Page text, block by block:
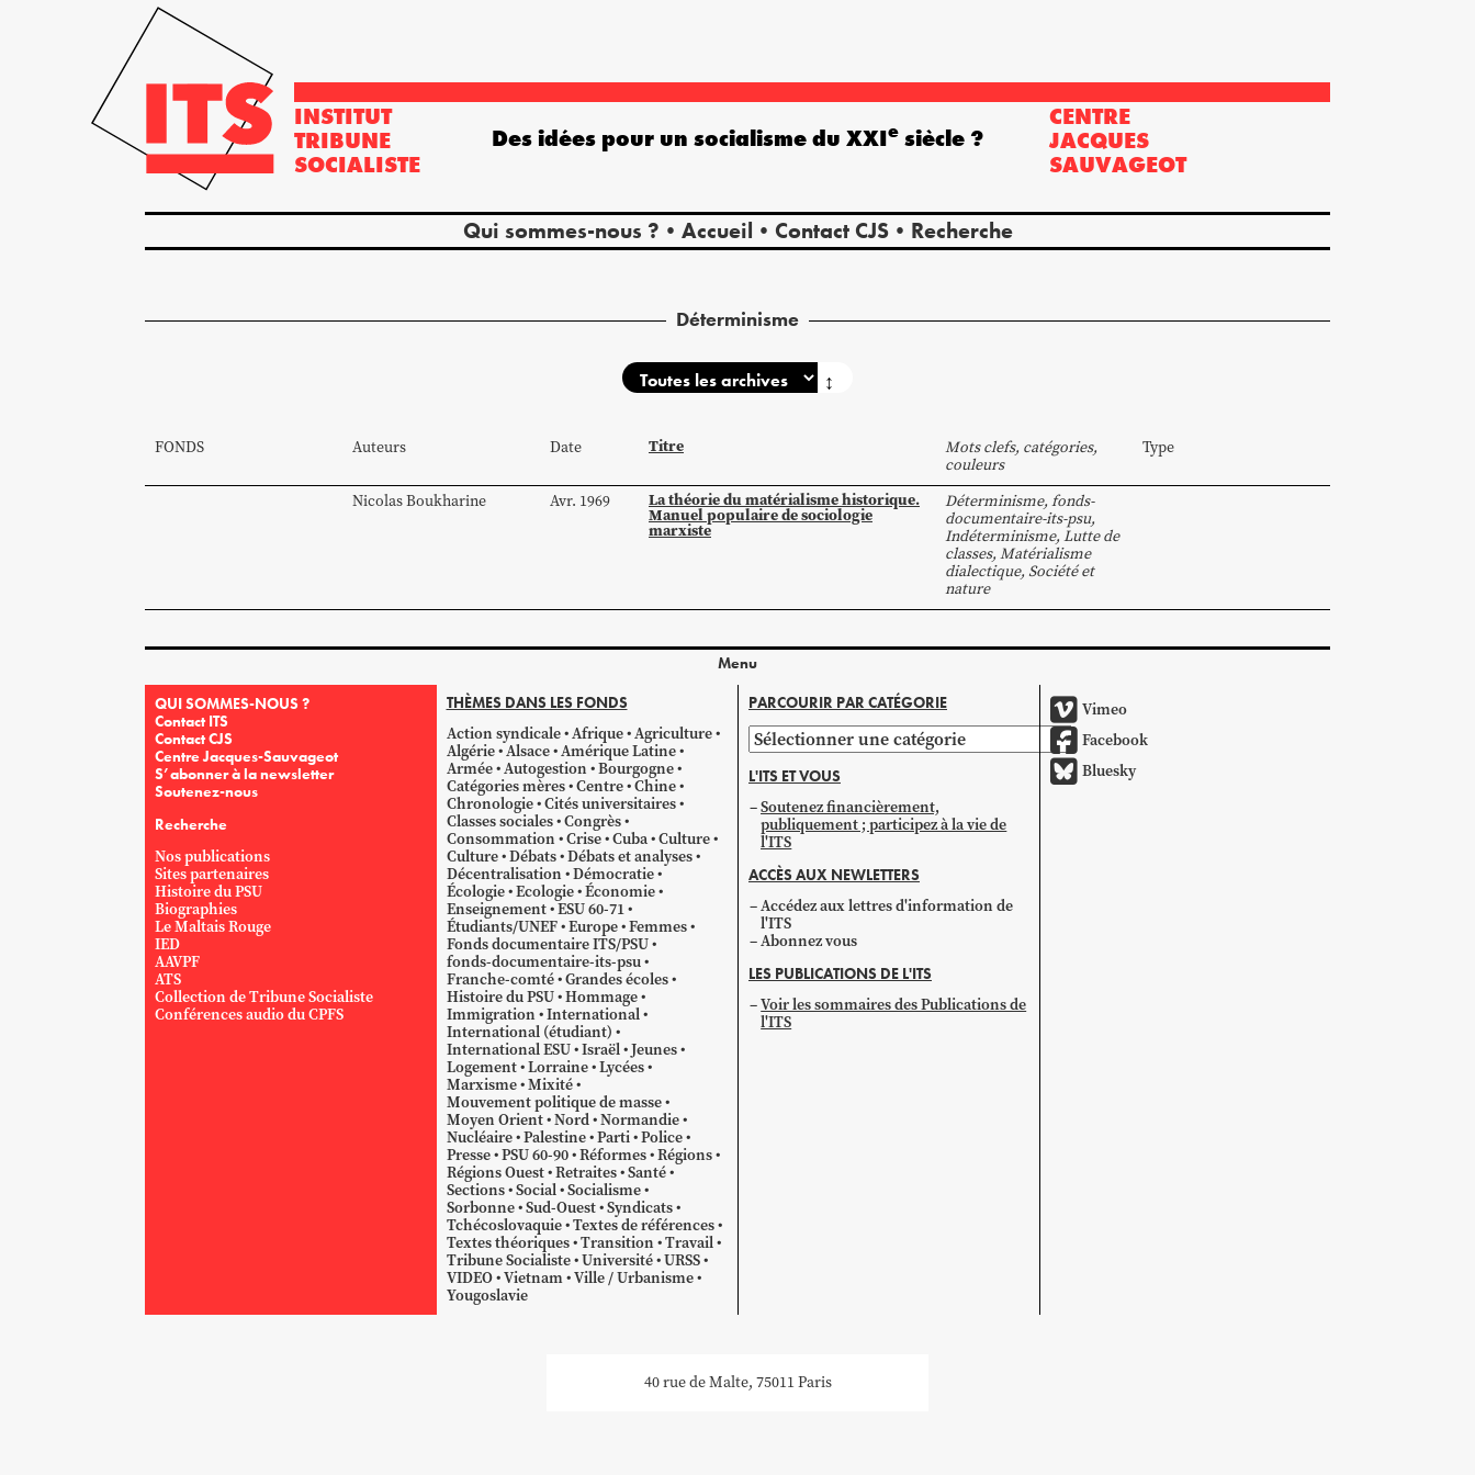
INSTITUT
TRIBUNE
SOCIALISTE
CENTRE
JACQUES
SAUVAGEOT
Qui sommes-nous ? Accueil Contact CJS Recherche
Des idées pour un socialisme du XXIe siècle ?
Déterminisme
↕
FONDS Auteurs Date Titre
Mots clefs, catégories,
couleurs
Type
NicolasBoukharine Avr. 1969 La théorie du matérialisme historique.
Manuel populaire de sociologie
marxiste
Déterminisme, fonds-
documentaire-its-psu,
Indéterminisme, Lutte de
classes, Matérialisme
dialectique, Société et
nature
Menu
QUI SOMMES-NOUS ?
Contact ITS
Contact CJS
Centre Jacques-Sauvageot
S’abonner à la newsletter
Soutenez-nous
Recherche
Nos publications
Sites partenaires
Histoire du PSU
Biographies
Le Maltais Rouge
IED
AAVPF
ATS
Collection de Tribune Socialiste
Conférences audio du CPFS
THÈMES DANS LES FONDS
Action syndicale Afrique Agriculture
Algérie Alsace Amérique Latine
Armée Autogestion Bourgogne
Catégories mères Centre Chine
Chronologie Cités universitaires
Classes sociales Congrès
Consommation Crise Cuba Culture
Culture Débats Débats et analyses
Décentralisation Démocratie
Écologie Ecologie Économie
Enseignement ESU 60-71
Étudiants/UNEF Europe Femmes
Fonds documentaire ITS/PSU
fonds-documentaire-its-psu
Franche-comté Grandes écoles
Histoire du PSU Hommage
Immigration International
International (étudiant)
International ESU Israël Jeunes
Logement Lorraine Lycées
Marxisme Mixité
Mouvement politique de masse
Moyen Orient Nord Normandie
Nucléaire Palestine Parti Police
Presse PSU 60-90 Réformes Régions
Régions Ouest Retraites Santé
Sections Social Socialisme
Sorbonne Sud-Ouest Syndicats
Tchécoslovaquie Textes de références
Textes théoriques Transition Travail
Tribune Socialiste Université URSS
VIDEO Vietnam Ville / Urbanisme
Yougoslavie
PARCOURIR PAR CATÉGORIE
Parcourir
par
catégorie
L'ITS ET VOUS
Soutenez financièrement,
publiquement ; participez à la vie de
l'ITS
ACCÈS AUX NEWLETTERS
Accédez aux lettres d'information de
l'ITS
Abonnez vous
LES PUBLICATIONS DE L'ITS
Voir les sommaires des Publications de
l'ITS
Vimeo
Facebook
Bluesky
40 rue de Malte, 75011 Paris